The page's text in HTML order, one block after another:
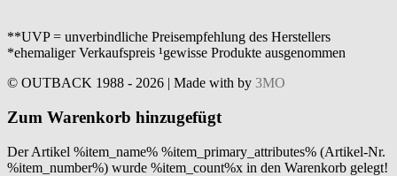
**UVP = unverbindliche Preisempfehlung des Herstellers
*ehemaliger Verkaufspreis ¹gewisse Produkte ausgenommen
© OUTBACK 1988 - 2026 | Made with by 3MO
Zum Warenkorb hinzugefügt
Der Artikel %item_name% %item_primary_attributes% (Artikel-Nr.
%item_number%) wurde %item_count%x in den Warenkorb gelegt!